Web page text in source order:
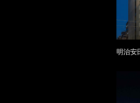
明治安